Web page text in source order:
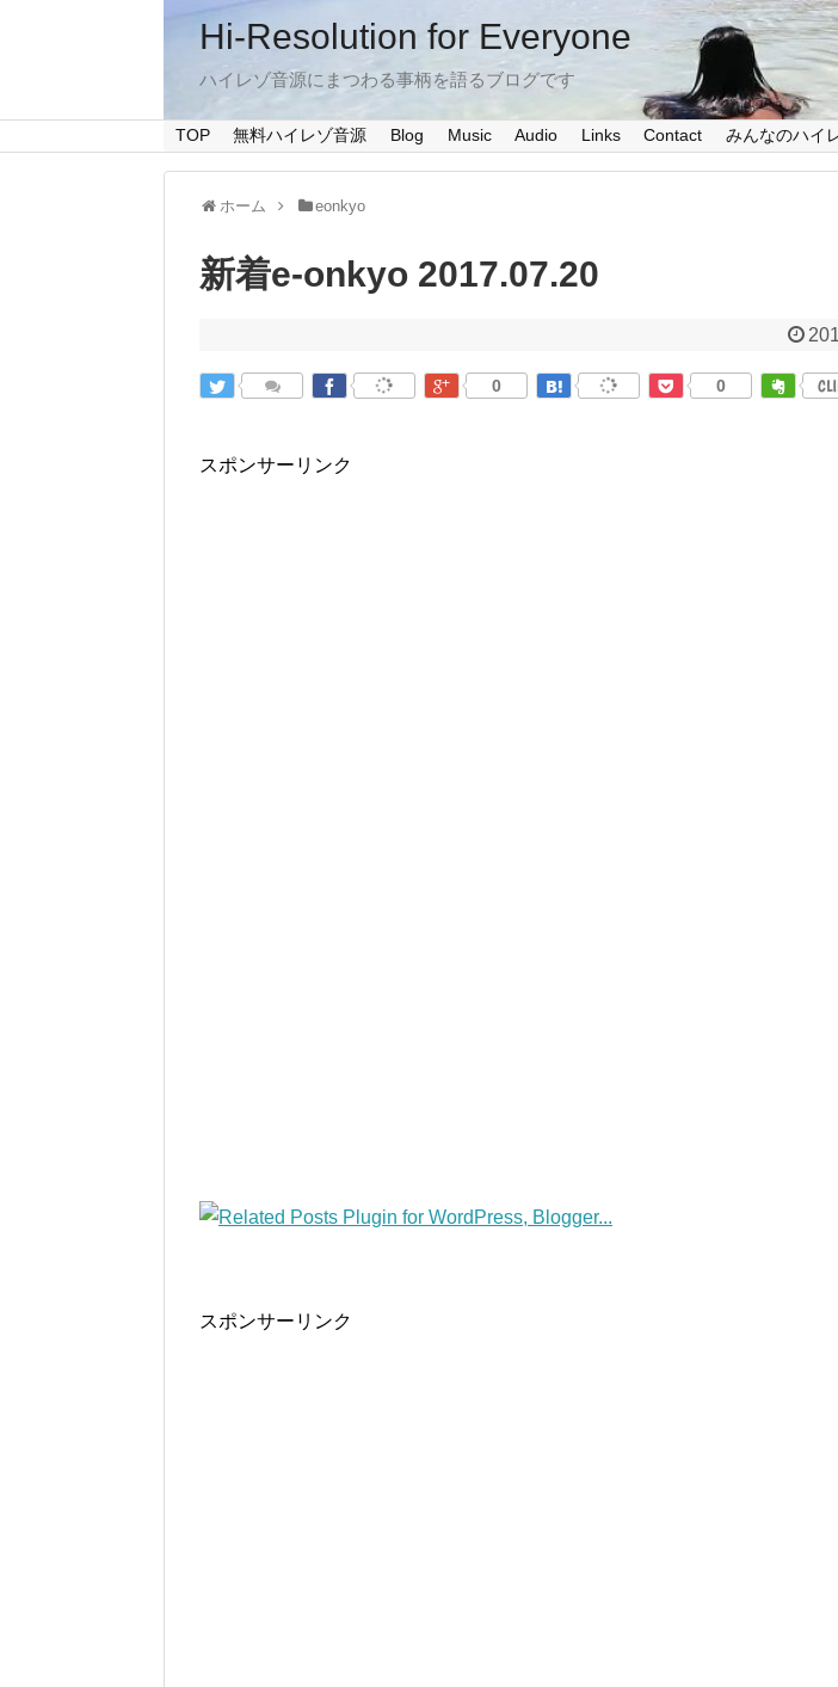
Hi-Resolution for Everyone
ハイレゾ音源にまつわる事柄を語るブログです
TOP 無料ハイレゾ音源 Blog Music Audio Links Contact みんなのハイ
ホーム eonkyo
新着e-onkyo 2017.07.20
0 0
スポンサーリンク
スポンサーリンク